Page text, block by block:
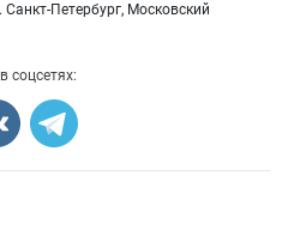
Петербург, Московский
соцсетях: